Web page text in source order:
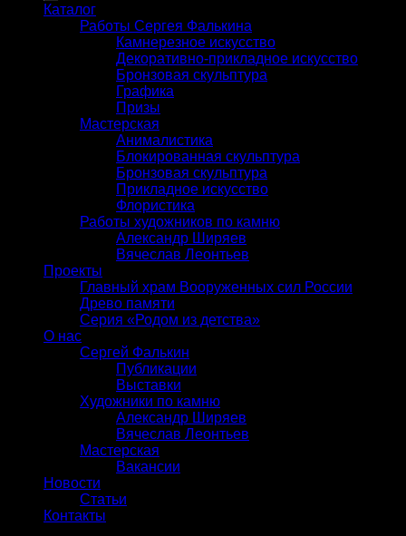
Каталог
Работы Сергея Фалькина
Камнерезное искусство
Декоративно-прикладное искусство
Бронзовая скульптура
Графика
Призы
Мастерская
Анималистика
Блокированная скульптура
Бронзовая скульптура
Прикладное искусство
Флористика
Работы художников по камню
Александр Ширяев
Вячеслав Леонтьев
Проекты
Главный храм Вооруженных сил России
Древо памяти
Серия «Родом из детства»
О нас
Сергей Фалькин
Публикации
Выставки
Художники по камню
Александр Ширяев
Вячеслав Леонтьев
Мастерская
Вакансии
Новости
Статьи
Контакты